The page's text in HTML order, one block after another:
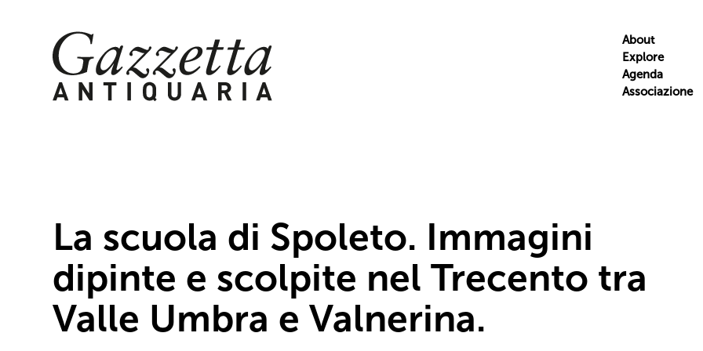
Skip
to
content
About
Explore
Agenda
Associazione
La scuola di Spoleto. Immagini
dipinte e scolpite nel Trecento tra
Valle Umbra e Valnerina.